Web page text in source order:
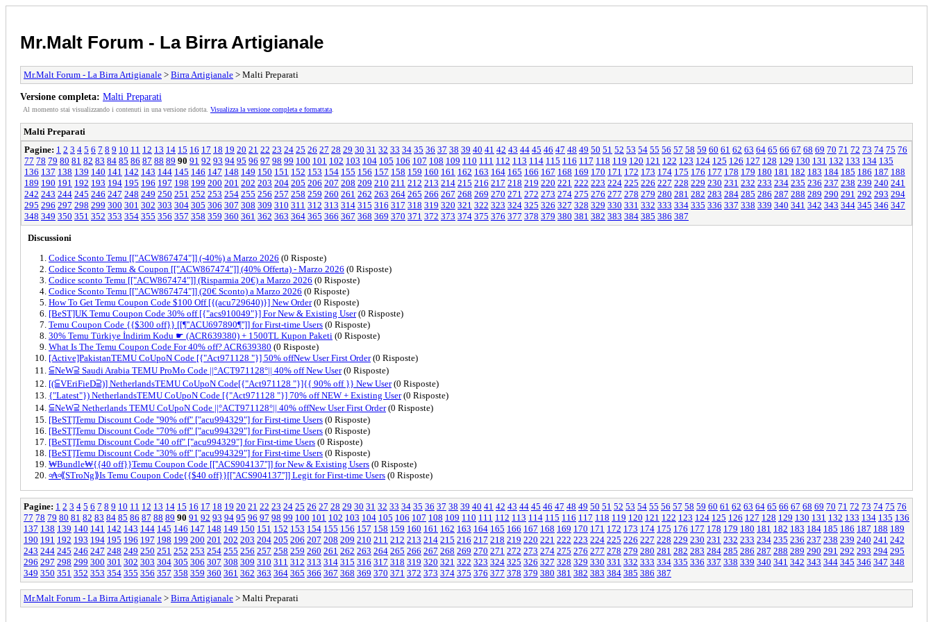
Mr.Malt Forum - La Birra Artigianale
Mr.Malt Forum - La Birra Artigianale > Birra Artigianale > Malti Preparati
Versione completa: Malti Preparati
Al momento stai visualizzando i contenuti in una versione ridotta. Visualizza la versione completa e formattata
Malti Preparati
Pagine: 1 2 3 4 5 6 7 8 9 10 11 12 13 14 15 16 17 18 19 20 21 22 23 24 25 26 27 28 29 30 31 32 33 34 35 36 37 38 39 40 41 42 43 44 45 46 47 48 49 50 51 52 53 54 55 56 57 58 59 60 61 62 63 64 65 66 67 68 69 70 71 72 73 74 75 76
77 78 79 80 81 82 83 84 85 86 87 88 89 90 91 92 93 94 95 96 97 98 99 100 101 102 103 104 105 106 107 108 109 110 111 112 113 114 115 116 117 118 119 120 121 122 123 124 125 126 127 128 129 130 131 132 133 134 135
136 137 138 139 140 141 142 143 144 145 146 147 148 149 150 151 152 153 154 155 156 157 158 159 160 161 162 163 164 165 166 167 168 169 170 171 172 173 174 175 176 177 178 179 180 181 182 183 184 185 186 187 188
189 190 191 192 193 194 195 196 197 198 199 200 201 202 203 204 205 206 207 208 209 210 211 212 213 214 215 216 217 218 219 220 221 222 223 224 225 226 227 228 229 230 231 232 233 234 235 236 237 238 239 240 241
242 243 244 245 246 247 248 249 250 251 252 253 254 255 256 257 258 259 260 261 262 263 264 265 266 267 268 269 270 271 272 273 274 275 276 277 278 279 280 281 282 283 284 285 286 287 288 289 290 291 292 293 294
295 296 297 298 299 300 301 302 303 304 305 306 307 308 309 310 311 312 313 314 315 316 317 318 319 320 321 322 323 324 325 326 327 328 329 330 331 332 333 334 335 336 337 338 339 340 341 342 343 344 345 346 347
348 349 350 351 352 353 354 355 356 357 358 359 360 361 362 363 364 365 366 367 368 369 370 371 372 373 374 375 376 377 378 379 380 381 382 383 384 385 386 387
Discussioni
Codice Sconto Temu [["ACW867474"]] (-40%) a Marzo 2026 (0 Risposte)
Codice Sconto Temu & Coupon [["ACW867474"]] (40% Offerta) - Marzo 2026 (0 Risposte)
Codice sconto Temu [["ACW867474"]] (Risparmia 20€) a Marzo 2026 (0 Risposte)
Codice Sconto Temu [["ACW867474"]] (20€ Sconto) a Marzo 2026 (0 Risposte)
How To Get Temu Coupon Code $100 Off [{(acu729640)}] New Order(0 Risposte)
[BeST]UK Temu Coupon Code 30% off [{"acs910049"}] For New & Existing User(0 Risposte)
Temu Coupon Code {{$300 off}} [[¶''ACU697890¶'']] for First-time Users (0 Risposte)
30% Temu Türkiye İndirim Kodu ☛ (ACR639380) + 1500TL Kupon Paketi (0 Risposte)
What Is The Temu Coupon Code For 40% off? ACR639380 (0 Risposte)
[Active]PakistanTEMU CoUpoN Code [{"Act971128 "}] 50% offNew User First Order(0 Risposte)
⫅NeW⫆ Saudi Arabia TEMU ProMo Code ||°ACT971128°|| 40% off New User(0 Risposte)
[(⫅VEriFieD⫆)] NetherlandsTEMU CoUpoN Code[{"Act971128 "}]{{ 90% off }} New User(0 Risposte)
{"Latest"}) NetherlandsTEMU CoUpoN Code [{"Act971128 "}] 70% off NEW + Existing User(0 Risposte)
⫅NeW⫆ Netherlands TEMU CoUpoN Code ||°ACT971128°|| 40% offNew User First Order(0 Risposte)
[BeST]Temu Discount Code "90% off" ["acu994329"] for First-time Users (0 Risposte)
[BeST]Temu Discount Code "70% off" ["acu994329"] for First-time Users (0 Risposte)
[BeST]Temu Discount Code "40 off" ["acu994329"] for First-time Users (0 Risposte)
[BeST]Temu Discount Code "30% off" ["acu994329"] for First-time Users (0 Risposte)
₩Bundle₩{{40 off}}Temu Coupon Code [[''ACS904137'']] for New & Existing Users (0 Risposte)
৹₳৹⟪STroNg⟫Is Temu Coupon Code{{$40 off}}[[''ACS904137'']] Legit for First-time Users (0 Risposte)
Pagine: 1 2 3 4 5 6 7 8 9 10 11 12 13 14 15 16 17 18 19 20 21 22 23 24 25 26 27 28 29 30 31 32 33 34 35 36 37 38 39 40 41 42 43 44 45 46 47 48 49 50 51 52 53 54 55 56 57 58 59 60 61 62 63 64 65 66 67 68 69 70 71 72 73 74 75 76
77 78 79 80 81 82 83 84 85 86 87 88 89 90 91 92 93 94 95 96 97 98 99 100 101 102 103 104 105 106 107 108 109 110 111 112 113 114 115 116 117 118 119 120 121 122 123 124 125 126 127 128 129 130 131 132 133 134 135 136
137 138 139 140 141 142 143 144 145 146 147 148 149 150 151 152 153 154 155 156 157 158 159 160 161 162 163 164 165 166 167 168 169 170 171 172 173 174 175 176 177 178 179 180 181 182 183 184 185 186 187 188 189
190 191 192 193 194 195 196 197 198 199 200 201 202 203 204 205 206 207 208 209 210 211 212 213 214 215 216 217 218 219 220 221 222 223 224 225 226 227 228 229 230 231 232 233 234 235 236 237 238 239 240 241 242
243 244 245 246 247 248 249 250 251 252 253 254 255 256 257 258 259 260 261 262 263 264 265 266 267 268 269 270 271 272 273 274 275 276 277 278 279 280 281 282 283 284 285 286 287 288 289 290 291 292 293 294 295
296 297 298 299 300 301 302 303 304 305 306 307 308 309 310 311 312 313 314 315 316 317 318 319 320 321 322 323 324 325 326 327 328 329 330 331 332 333 334 335 336 337 338 339 340 341 342 343 344 345 346 347 348
349 350 351 352 353 354 355 356 357 358 359 360 361 362 363 364 365 366 367 368 369 370 371 372 373 374 375 376 377 378 379 380 381 382 383 384 385 386 387
Mr.Malt Forum - La Birra Artigianale > Birra Artigianale > Malti Preparati